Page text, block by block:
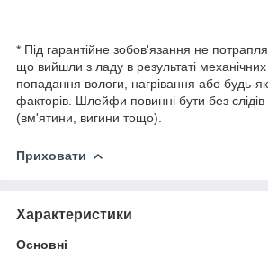
* Під гарантійне зобов'язання не
що вийшли з ладу в результаті
попадання вологи, нагрівання або будь-
факторів. Шлейфи повинні бути без
(вм'ятини, вигини тощо).
Приховати
Характеристики
Основні